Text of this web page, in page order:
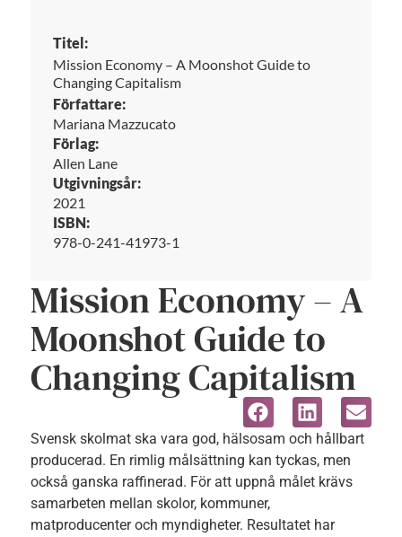
Titel:
Mission Economy – A Moonshot Guide to
Changing Capitalism
Författare:
Mariana Mazzucato
Förlag:
Allen Lane
Utgivningsår:
2021
ISBN:
978-0-241-41973-1
Mission Economy – A
Moonshot Guide to
Changing Capitalism
Svensk skolmat ska vara god, hälsosam och hållbart
producerad. En rimlig målsättning kan tyckas, men
också ganska raffinerad. För att uppnå målet krävs
samarbeten mellan skolor, kommuner,
matproducenter och myndigheter. Resultatet har